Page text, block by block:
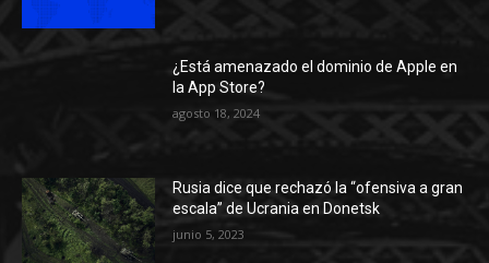
¿Está amenazado el dominio de Apple en
la App Store?
agosto 18, 2024
Rusia dice que rechazó la “ofensiva a gran
escala” de Ucrania en Donetsk
junio 5, 2023